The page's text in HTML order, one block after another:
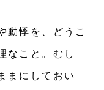
動悸を、どうこ
なこと。むし
まにしておい